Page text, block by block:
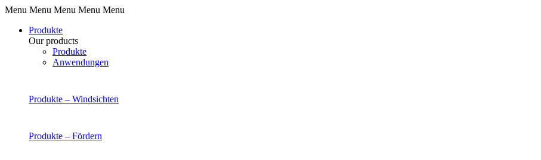
Menu Menu Menu Menu Menu
Produkte
Our products
Produkte
Anwendungen
Produkte – Windsichten
Produkte – Fördern